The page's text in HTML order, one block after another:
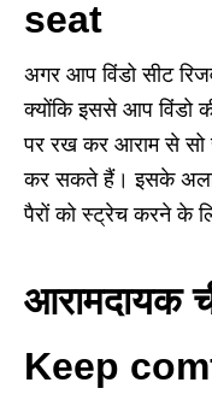
seat
अगर आप विंडो सीट
क्योंकि इससे आप विंडो
पर रख कर आराम से सो
कर सकते हैं। इसके
पैरों को स्ट्रेच करने के
आरामदायक
Keep